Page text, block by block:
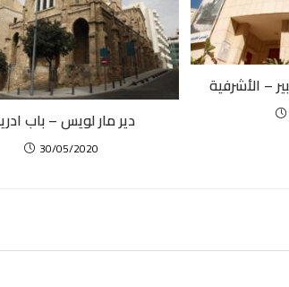
دير مار لويس – باب
30/05/2020
– الأشرفية